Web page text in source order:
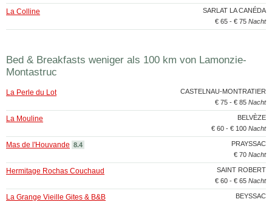
SARLAT LA CANÉDA
La Colline
€ 65 - € 75 Nacht
Bed & Breakfasts weniger als 100 km von Lamonzie-
Montastruc
CASTELNAU-MONTRATIER
La Perle du Lot
€ 75 - € 85 Nacht
BELVÈZE
La Mouline
€ 60 - € 100 Nacht
PRAYSSAC
Mas de l'Houvande 8.4
€ 70 Nacht
SAINT ROBERT
Hermitage Rochas Couchaud
€ 60 - € 65 Nacht
BEYSSAC
La Grange Vieille Gites & B&B